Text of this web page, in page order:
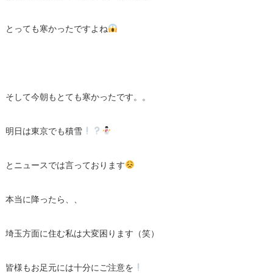
とっても寒かったですよね
そして今朝もとても寒かったです。。
明日は東京でも積雪
とニュースでは言っております
本当に降ったら、、
埼玉方面に住む私は大変困ります（笑）
皆様もお足元には十分にご注意を